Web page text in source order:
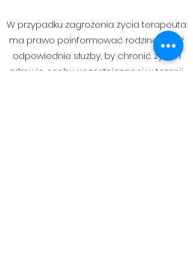
W przypadku zagrożenia życia terapeuta
ma prawo poinformować rodzinę, bądź
odpowiednie służby, by chronić życie i
zdrowie osoby uczestniczącej w terapii.